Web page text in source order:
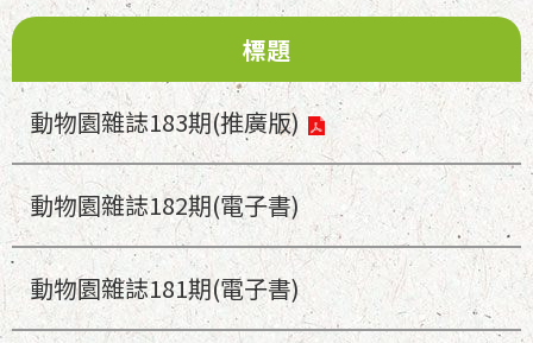
標題
動物園雜誌183期(推廣版)
動物園雜誌182期(電子書)
動物園雜誌181期(電子書)